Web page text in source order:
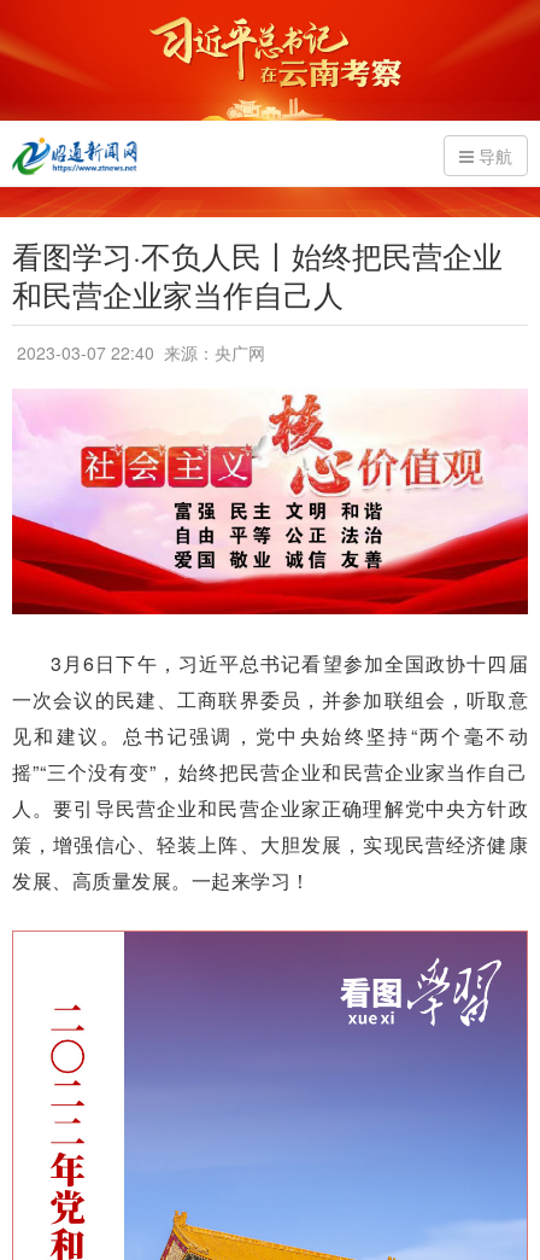
导航
看图学习·不负人民丨始终把民营企业
和民营企业家当作自己人
2023-03-07 22:40 来源：央广网
3月6日下午，习近平总书记看望参加全国政协十四届
一次会议的民建、工商联界委员，并参加联组会，听取意
见和建议。总书记强调，党中央始终坚持“两个毫不动
摇”“三个没有变”，始终把民营企业和民营企业家当作自己
人。要引导民营企业和民营企业家正确理解党中央方针政
策，增强信心、轻装上阵、大胆发展，实现民营经济健康
发展、高质量发展。一起来学习！